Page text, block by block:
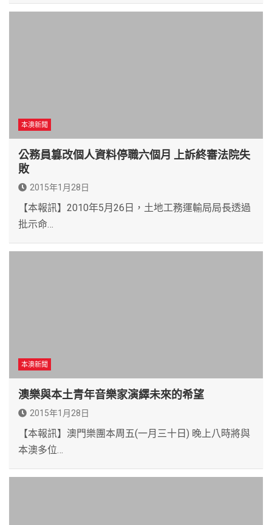
本澳新聞
公務員篡改個人資料停職六個月 上訴終審法院失
敗
2015年1月28日
【本報訊】2010年5月26日，土地工務運輸局局長透過
批示命…
本澳新聞
澳樂與本土青年音樂家演繹未來的希望
2015年1月28日
【本報訊】澳門樂團本周五(一月三十日) 晚上八時將與
本澳多位…